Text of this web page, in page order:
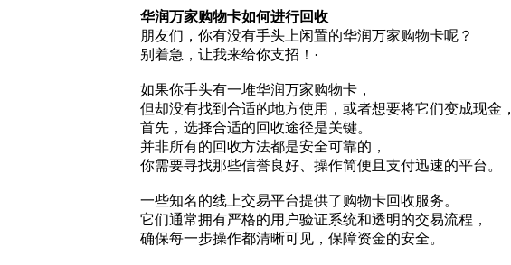
华润万家购物卡如何进行回收
朋友们，你有没有手头上闲置的华润万家购物卡呢？
别着急，让我来给你支招！·
如果你手头有一堆华润万家购物卡，
但却没有找到合适的地方使用，或者想要将它们变成现金，
首先，选择合适的回收途径是关键。
并非所有的回收方法都是安全可靠的，
你需要寻找那些信誉良好、操作简便且支付迅速的平台。
一些知名的线上交易平台提供了购物卡回收服务。
它们通常拥有严格的用户验证系统和透明的交易流程，
确保每一步操作都清晰可见，保障资金的安全。